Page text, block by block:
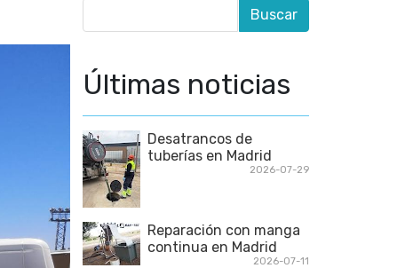
Últimas noticias
Desatrancos de
tuberías en Madrid
2026-07-29
Reparación con manga
continua en Madrid
2026-07-11